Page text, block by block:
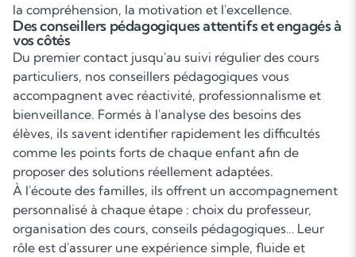
la compréhension, la motivation et l'excellence.
Des conseillers pédagogiques attentifs et engagés à
vos côtés
Du premier contact jusqu'au suivi régulier des cours
particuliers, nos conseillers pédagogiques vous
accompagnent avec réactivité, professionnalisme et
bienveillance. Formés à l'analyse des besoins des
élèves, ils savent identifier rapidement les difficultés
comme les points forts de chaque enfant afin de
proposer des solutions réellement adaptées.
À l'écoute des familles, ils offrent un accompagnement
personnalisé à chaque étape : choix du professeur,
organisation des cours, conseils pédagogiques… Leur
rôle est d'assurer une expérience simple, fluide et